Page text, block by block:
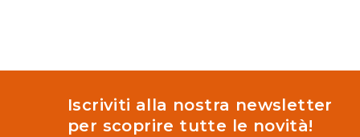
Iscriviti alla nostra newsletter
per scoprire tutte le novità!